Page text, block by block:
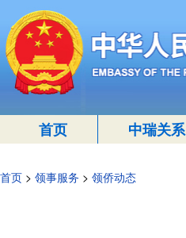
首页 中瑞关系
首页 > 领事服务 > 领侨动态